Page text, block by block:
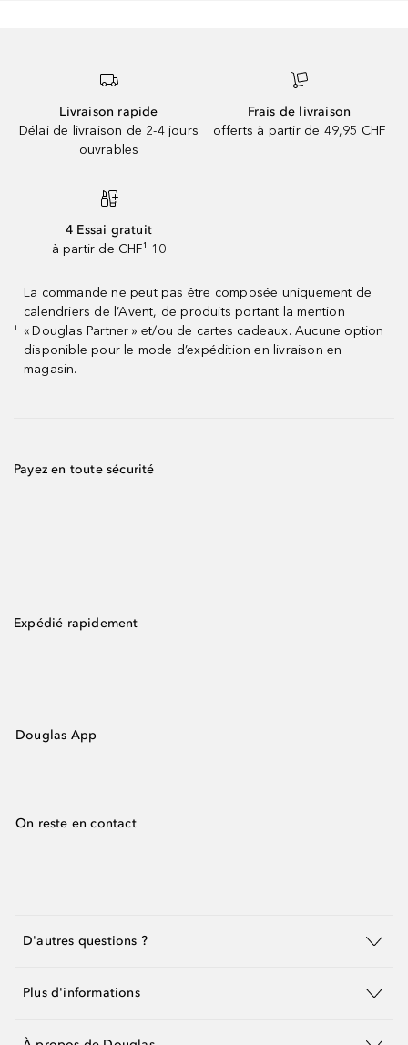
Livraison rapide
Délai de livraison de 2-4 jours
ouvrables
Frais de livraison
offerts à partir de 49,95 CHF
4 Essai gratuit
à partir de CHF¹ 10
¹
La commande ne peut pas être composée uniquement de
calendriers de l’Avent, de produits portant la mention
« Douglas Partner » et/ou de cartes cadeaux. Aucune option
disponible pour le mode d’expédition en livraison en
magasin.
Payez en toute sécurité
Expédié rapidement
Douglas App
On reste en contact
D'autres questions ?
Plus d'informations